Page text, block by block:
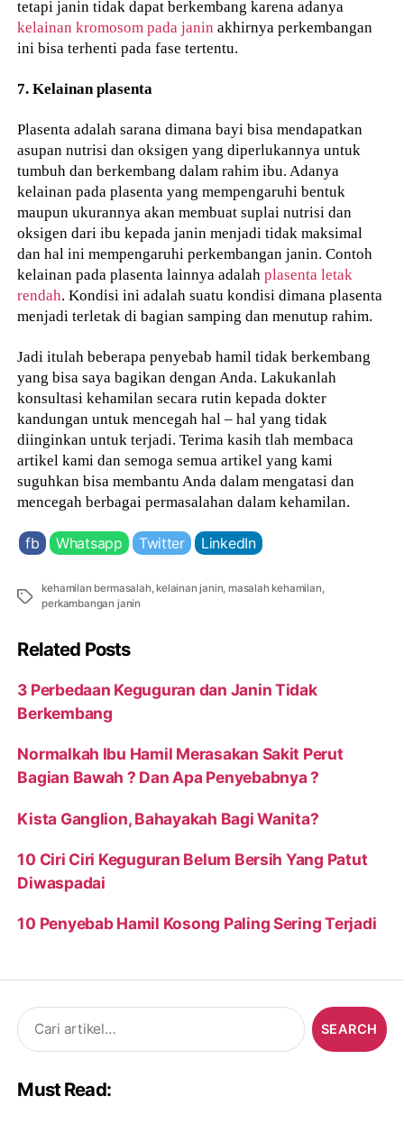
tetapi janin tidak dapat berkembang karena adanya
kelainan kromosom pada janin akhirnya perkembangan
ini bisa terhenti pada fase tertentu.
7. Kelainan plasenta
Plasenta adalah sarana dimana bayi bisa mendapatkan
asupan nutrisi dan oksigen yang diperlukannya untuk
tumbuh dan berkembang dalam rahim ibu. Adanya
kelainan pada plasenta yang mempengaruhi bentuk
maupun ukurannya akan membuat suplai nutrisi dan
oksigen dari ibu kepada janin menjadi tidak maksimal
dan hal ini mempengaruhi perkembangan janin. Contoh
kelainan pada plasenta lainnya adalahplasenta letak
rendah. Kondisi ini adalah suatu kondisi dimana plasenta
menjadi terletak di bagian samping dan menutup rahim.
Jadi itulah beberapa penyebab hamil tidak berkembang
yang bisa saya bagikan dengan Anda. Lakukanlah
konsultasi kehamilan secara rutin kepada dokter
kandungan untuk mencegah hal – hal yang tidak
diinginkan untuk terjadi. Terima kasih tlah membaca
artikel kami dan semoga semua artikel yang kami
suguhkan bisa membantu Anda dalam mengatasi dan
mencegah berbagai permasalahan dalam kehamilan.
fb Whatsapp Twitter LinkedIn
Tags
kehamilan bermasalah, kelainan janin,masalah kehamilan,
perkambangan janin
Related Posts
3 Perbedaan Keguguran dan Janin Tidak
Berkembang
Normalkah Ibu Hamil Merasakan Sakit Perut
Bagian Bawah ? Dan Apa Penyebabnya ?
Kista Ganglion, Bahayakah Bagi Wanita?
10 Ciri Ciri Keguguran Belum Bersih Yang Patut
Diwaspadai
10 Penyebab Hamil Kosong Paling Sering Terjadi
Search
for:
Must Read: